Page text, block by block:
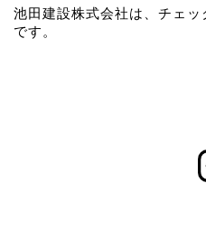
池田建設株式会社は、チェ
です。